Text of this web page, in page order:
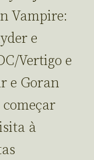
Vampire:
e
Vertigo e
e Goran
à